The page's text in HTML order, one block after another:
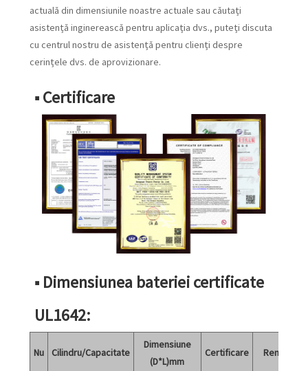
actuală din dimensiunile noastre actuale sau căutați
asistență inginerească pentru aplicația dvs., puteți discuta
cu centrul nostru de asistență pentru clienți despre
cerințele dvs. de aprovizionare.
■ Certificare
■ Dimensiunea bateriei certificate
UL1642:
Nu Cilindru/Capacitate
Dimensiune
(D*L)mm
Certificare Remarci